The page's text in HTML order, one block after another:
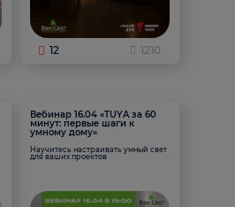
12 1210
Вебинар 16.04 «TUYA за 60
минут: первые шаги к
умному дому»
Научитесь настраивать умный свет
для ваших проектов